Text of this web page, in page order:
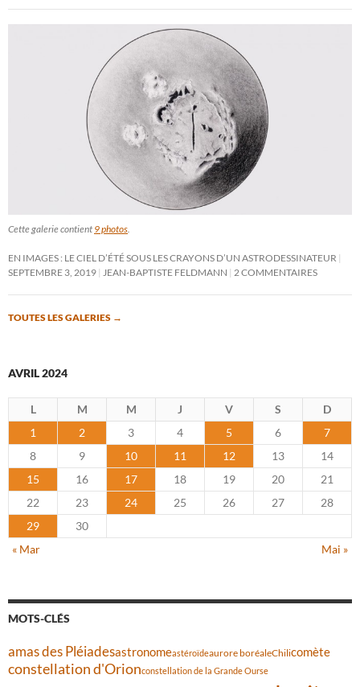
Cette galerie contient 9 photos
EN IMAGES : LE CIEL D’ÉTÉ SOUS LES CRAYONS D’UN ASTRODESSINATEUR
SEPTEMBRE 3, 2019
JEAN-BAPTISTE FELDMANN 2 COMMENTAIRES
TOUTES LES GALERIES →
AVRIL 2024
L M M J V S
D
1
2 3 4 5 6
7
8
9 10 11 12 13
14
15
16 17 18 19 20
21
22
23 24 25 26 27
28
29
30
« Mar
Mai »
MOTS-CLÉS
amas des Pléiadesastronomeastéroïdeaurore boréaleChilicomète
constellation d'Orionconstellation de la Grande Ourse